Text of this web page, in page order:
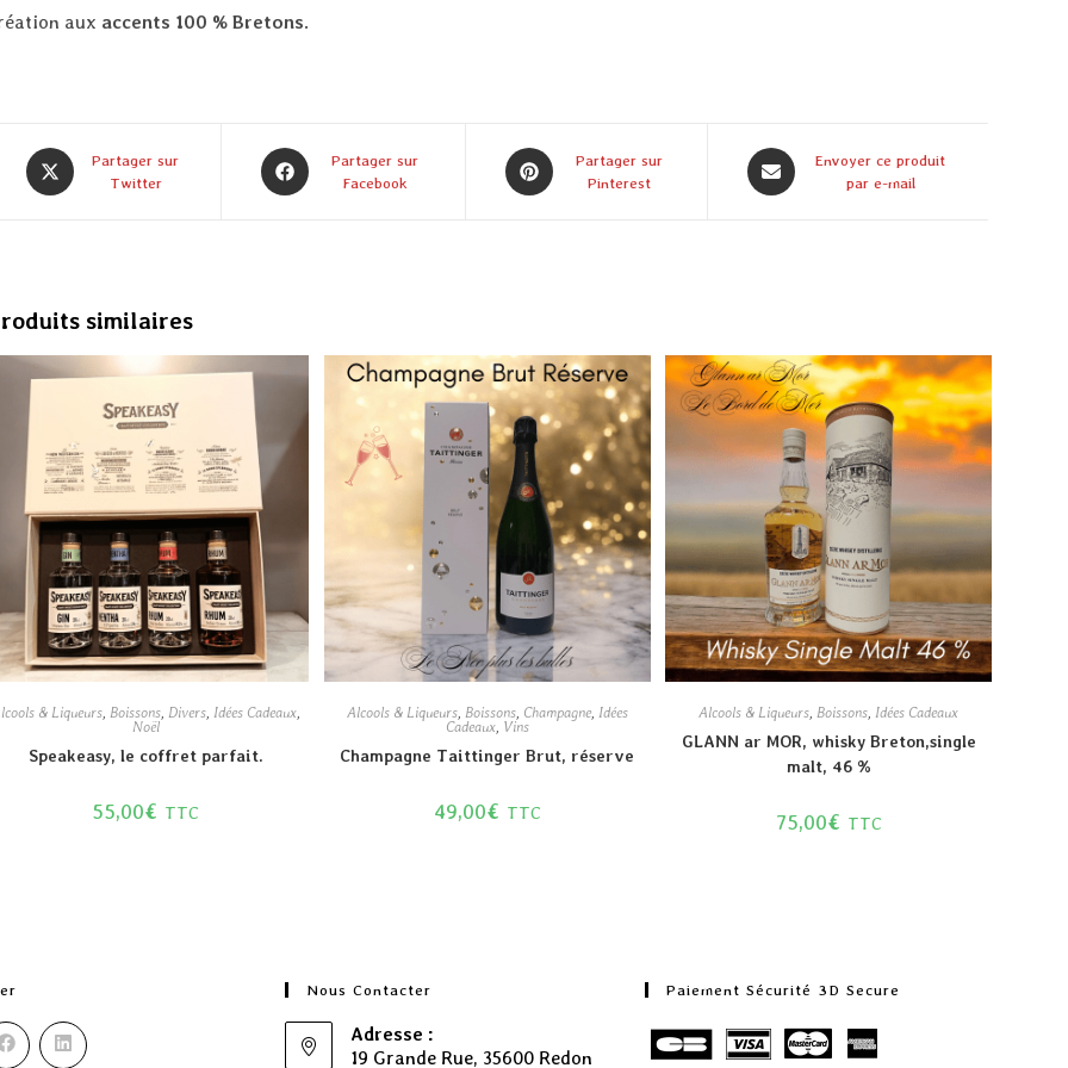
aux accents 100 % Bretons.
Partager sur
Twitter
Partager sur
Facebook
Partager sur
Pinterest
Envoyer ce produit
par e-mail
similaires
& Liqueurs, Boissons, Divers, Idées Cadeaux,
Noël
Speakeasy, le coffret parfait.
55,00€ TTC
Alcools & Liqueurs, Boissons, Champagne, Idées
Cadeaux, Vins
Champagne Taittinger Brut, réserve
49,00€ TTC
Alcools & Liqueurs,Boissons,Idées Cadeaux
GLANN ar MOR, whisky Breton,single
malt, 46 %
75,00€ TTC
Nous Contacter
Adresse :
19 Grande Rue, 35600 Redon
Paiement Sécurité 3D Secure